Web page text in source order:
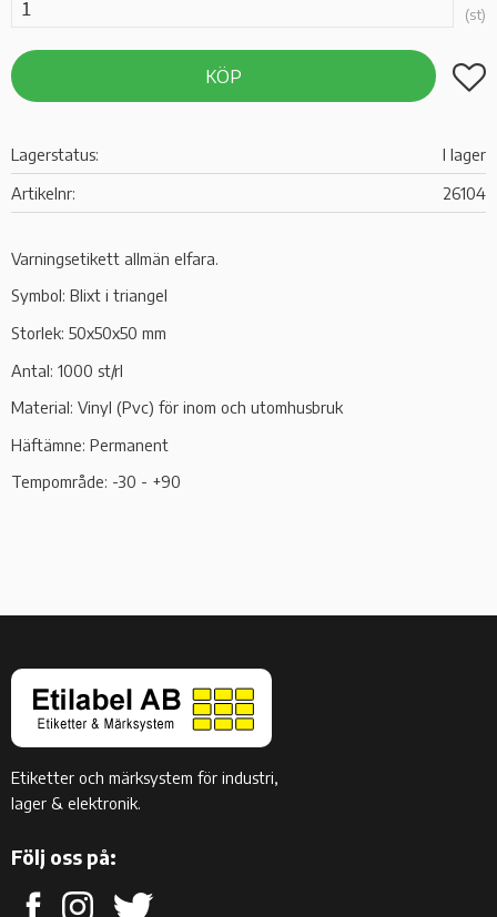
st
KÖP Lägg
Lagerstatus
I lager
Artikelnr
26104
Varningsetikett allmän elfara.
Symbol: Blixt i triangel
Storlek: 50x50x50 mm
Antal: 1000 st/rl
Material: Vinyl (Pvc) för inom och utomhusbruk
Häftämne: Permanent
Tempområde: -30 - +90
Etiketter och märksystem för industri,
lager & elektronik.
Följ oss på: